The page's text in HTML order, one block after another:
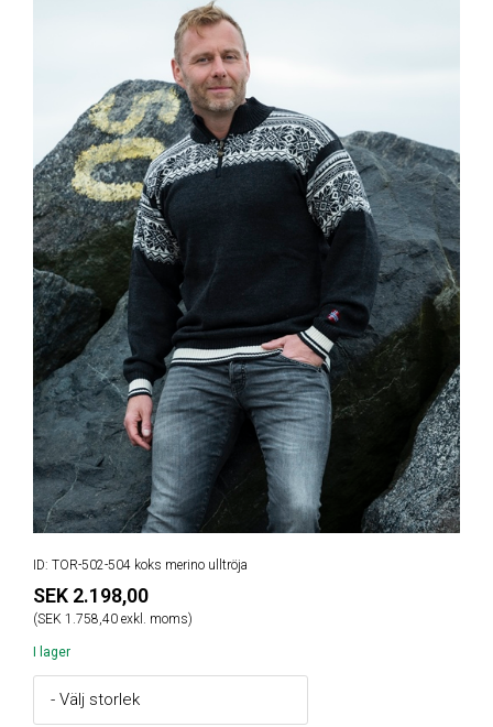
ID: TOR-502-504 koks merino ulltröja
SEK 2.198,00
(SEK 1.758,40 exkl. moms)
I lager